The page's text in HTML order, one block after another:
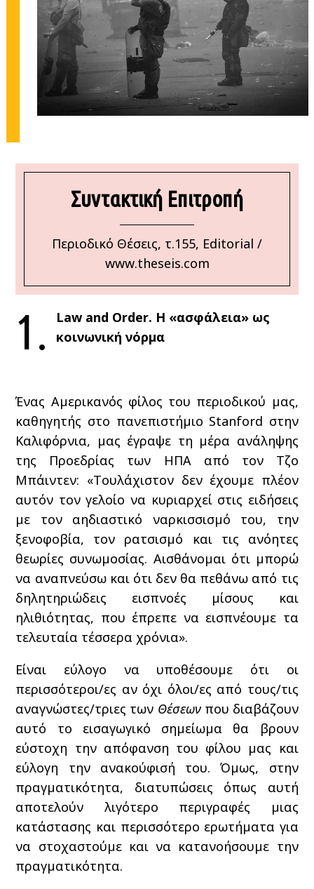
Συντακτική Επιτροπή
Περιοδικό Θέσεις, τ.155, Editorial /
www.theseis.com
1.
Law and Order. Η «ασφάλεια» ως
κοινωνική νόρμα
Ένας Αμερικανός φίλος του περιοδικού μας,
καθηγητής στο πανεπιστήμιο Stanford στην
Καλιφόρνια, μας έγραψε τη μέρα ανάληψης
της Προεδρίας των ΗΠΑ από τον Τζο
Μπάιντεν: «Τουλάχιστον δεν έχουμε πλέον
αυτόν τον γελοίο να κυριαρχεί στις ειδήσεις
με τον αηδιαστικό ναρκισσισμό του, την
ξενοφοβία, τον ρατσισμό και τις ανόητες
θεωρίες συνωμοσίας. Αισθάνομαι ότι μπορώ
να αναπνεύσω και ότι δεν θα πεθάνω από τις
δηλητηριώδεις εισπνοές μίσους και
ηλιθιότητας, που έπρεπε να εισπνέουμε τα
τελευταία τέσσερα χρόνια».
Είναι εύλογο να υποθέσουμε ότι οι
περισσότεροι/ες αν όχι όλοι/ες από τους/τις
αναγνώστες/τριες των Θέσεωνπου διαβάζουν
αυτό το εισαγωγικό σημείωμα θα βρουν
εύστοχη την απόφανση του φίλου μας και
εύλογη την ανακούφισή του. Όμως, στην
πραγματικότητα, διατυπώσεις όπως αυτή
αποτελούν λιγότερο περιγραφές μιας
κατάστασης και περισσότερο ερωτήματα για
να στοχαστούμε και να κατανοήσουμε την
πραγματικότητα.